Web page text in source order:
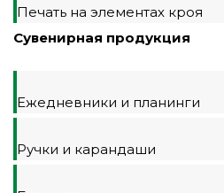
Печать на элементах кроя
Сувенирная продукция
Ежедневники и планинги
Ручки и карандаши